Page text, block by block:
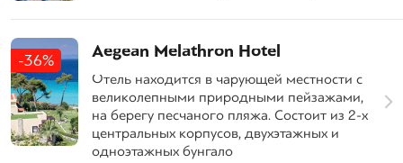
-36% Aegean Melathron Hotel
Отель находится в чарующей местности с
великолепными природными пейзажами,
на берегу песчаного пляжа. Состоит из 2-х
центральных корпусов, двухэтажных и
одноэтажных бунгало